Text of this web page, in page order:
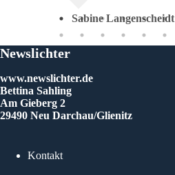
Sabine Langenscheidt
Newslichter
www.newslichter.de
Bettina Sahling
Am Gieberg 2
29490 Neu Darchau/Glienitz
Kontakt